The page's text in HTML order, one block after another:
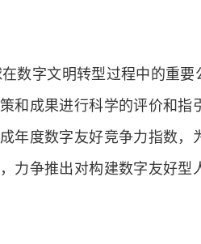
数字文明转型过程中的重
和成果进行科学的评价和
年度数字友好竞争力指数
力争推出对构建数字友好